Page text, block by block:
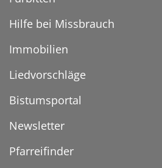
Hilfe bei Missbrauch
Immobilien
Liedvorschläge
Bistumsportal
Newsletter
Pfarreifinder